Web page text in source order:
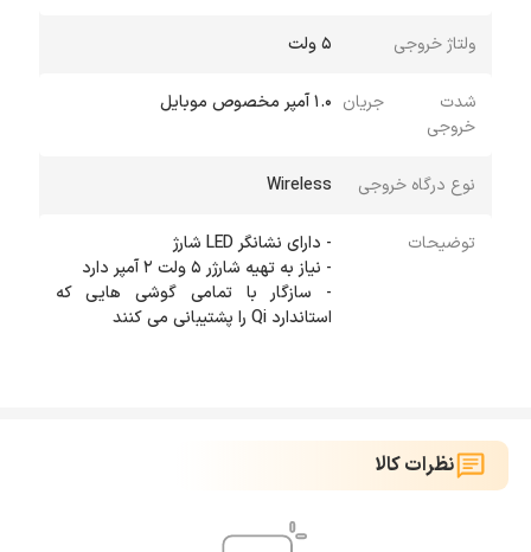
ولتاژ خروجی 5 ولت
شدت جریان
خروجی
1.0 آمپر مخصوص موبایل
نوع درگاه خروجی Wireless
توضیحات
- دارای نشانگر LED شارژ
- سازگار با تمامی گوشی هایی که
استاندارد Qi را پشتیبانی می کنند
نظرات کالا